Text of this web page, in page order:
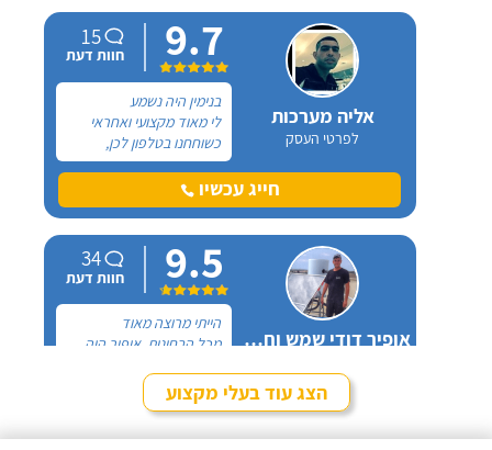
אליה מערכות
לפרטי העסק
9.7
15
חוות דעת
בנימין היה נשמע
לי מאוד מקצועי ואחראי
כשוחחנו בטלפון לכן,
הזמנתי אותו להחלפת דוד
שמש וקולטים בבניין בו אני
גרה והוא אכן נתן שירות
עבודה נקייה ומסודרת.
חייג עכשיו
אופיר דודי שמש וחשמל
9.5
34
חוות דעת
הייתי מרוצה מאוד
מכל הבחינות, אופיר היה
לראות את המיקום של
ההתקנה, המחיר היה הוגןחייג עכשיו
הצג עוד בעלי מקצוע